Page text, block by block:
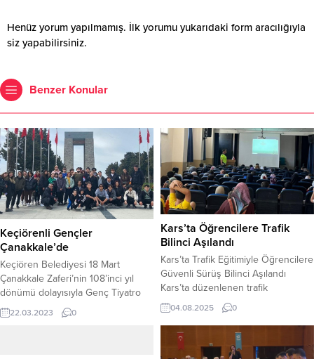
Henüz yorum yapılmamış. İlk yorumu yukarıdaki form aracılığıyla
siz yapabilirsiniz.
Benzer Konular
Keçiörenli Gençler
Çanakkale’de
Keçiören Belediyesi 18 Mart
Çanakkale Zaferi’nin 108’inci yıl
dönümü dolayısıyla Genç Tiyatro
Atölyesi oyuncuları ve Keçiören
İmam Hatip Lisesi öğrencileri için
22.03.2023 0
Kars’ta Öğrencilere Trafik
Bilinci Aşılandı
Kars’ta Trafik Eğitimiyle Öğrencilere
Güvenli Sürüş Bilinci Aşılandı
Kars’ta düzenlenen trafik
eğitimlerinde öğrencilere, yaya
geçitlerinde öncelik kuralları,
emniyet kemeri kullanımının önemi
ve genel trafik kuralları öğretildi.
04.08.2025 0